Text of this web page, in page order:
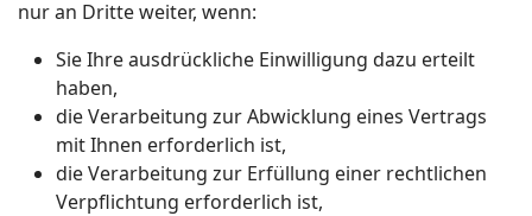
nur an Dritte weiter, wenn:
Sie Ihre ausdrückliche Einwilligung dazu erteilt
haben,
die Verarbeitung zur Abwicklung eines Vertrags
mit Ihnen erforderlich ist,
die Verarbeitung zur Erfüllung einer rechtlichen
Verpflichtung erforderlich ist,